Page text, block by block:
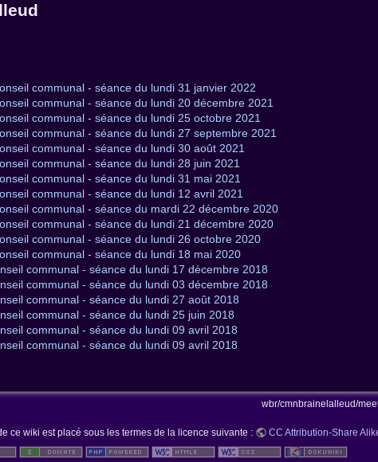
communal - séance du lundi 31 janvier 2022
communal - séance du lundi 20 décembre 2021
communal - séance du lundi 25 octobre 2021
communal - séance du lundi 27 septembre 2021
communal - séance du lundi 30 août 2021
communal - séance du lundi 28 juin 2021
communal - séance du lundi 31 mai 2021
communal - séance du lundi 12 avril 2021
communal - séance du mardi 22 décembre 2020
communal - séance du lundi 21 décembre 2020
communal - séance du lundi 26 octobre 2020
communal - séance du lundi 18 mai 2020
communal - séance du lundi 17 décembre 2018
communal - séance du lundi 03 décembre 2018
communal - séance du lundi 27 août 2018
communal - séance du lundi 25 juin 2018
communal - séance du lundi 09 avril 2018
communal - séance du lundi 09 avril 2018
wbr/cmnbrainelalleud/
ce wiki est placé sous les termes de la licence suivante : CC Attribution-Share